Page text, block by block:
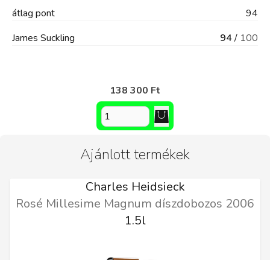
átlag pont
94
James Suckling
94/ 100
138 300 Ft
Ajánlott termékek
Charles Heidsieck
Rosé Millesime Magnum díszdobozos 2006
1.5l